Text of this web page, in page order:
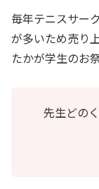
毎年テニスサー
が多いため売り
たかが学生のお
先生どの